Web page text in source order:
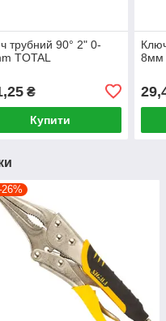
трубний 90° 2" 0-
TOTAL
₴
Купити
8мм